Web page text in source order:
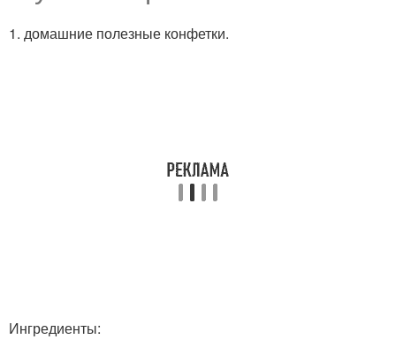
1. домашние полезные конфетки.
Ингредиенты: